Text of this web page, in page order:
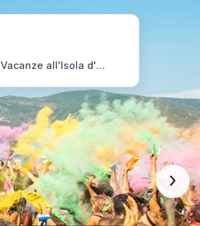
Vacanze all'Isola d'Elba
›